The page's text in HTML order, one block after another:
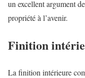
un excellent argument
propriété à l’avenir.
Finition
La finition intérieure